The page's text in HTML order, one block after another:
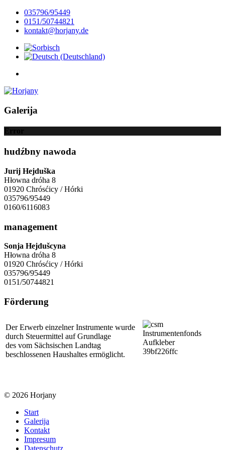
035796/95449
0151/50744821
kontakt@horjany.de
Galerija
Error
hudźbny nawoda
Jurij Hejduška
Hłowna dróha 8
01920 Chrósćicy / Hórki
035796/95449
0160/6116083
management
Sonja Hejdušcyna
Hłowna dróha 8
01920 Chrósćicy / Hórki
035796/95449
0151/50744821
Förderung
Der Erwerb einzelner Instrumente wurde
durch Steuermittel auf Grundlage
des vom Sächsischen Landtag
beschlossenen Haushaltes ermöglicht.
© 2026 Horjany
Start
Galerija
Kontakt
Impresum
Datenschutz